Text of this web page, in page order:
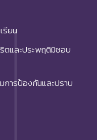
รียน
ตและประพฤติมิชอบ
ารป้องกันและปราบ